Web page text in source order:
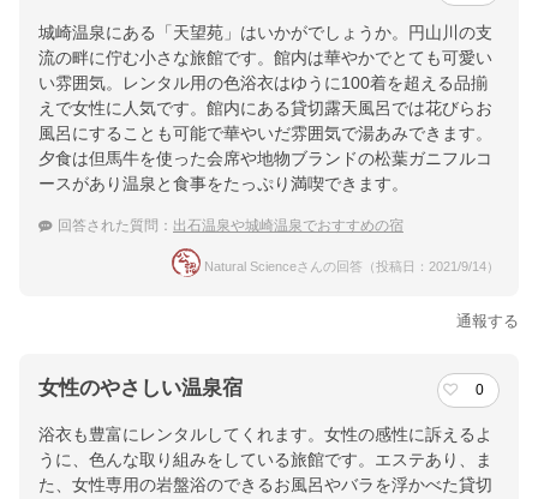
城崎温泉にある「天望苑」はいかがでしょうか。円山川の支
流の畔に佇む小さな旅館です。館内は華やかでとても可愛い
い雰囲気。レンタル用の色浴衣はゆうに100着を超える品揃
えで女性に人気です。館内にある貸切露天風呂では花びらお
風呂にすることも可能で華やいだ雰囲気で湯あみできます。
夕食は但馬牛を使った会席や地物ブランドの松葉ガニフルコ
ースがあり温泉と食事をたっぷり満喫できます。
回答された質問： 出石温泉や城崎温泉でおすすめの宿
Natural Scienceさんの回答（投稿日：2021/9/14）
通報する
女性のやさしい温泉宿 0
浴衣も豊富にレンタルしてくれます。女性の感性に訴えるよ
うに、色んな取り組みをしている旅館です。エステあり、ま
た、女性専用の岩盤浴のできるお風呂やバラを浮かべた貸切